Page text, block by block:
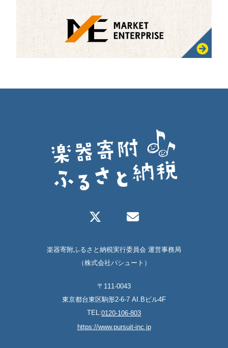
楽器寄附ふるさと納税実行委員会 運営事務局
（株式会社パシュート）
〒111-0043
東京都台東区駒形2-6-7 AI.Bビル4F
TEL:0120-106-803
https://www.pursuit-inc.jp